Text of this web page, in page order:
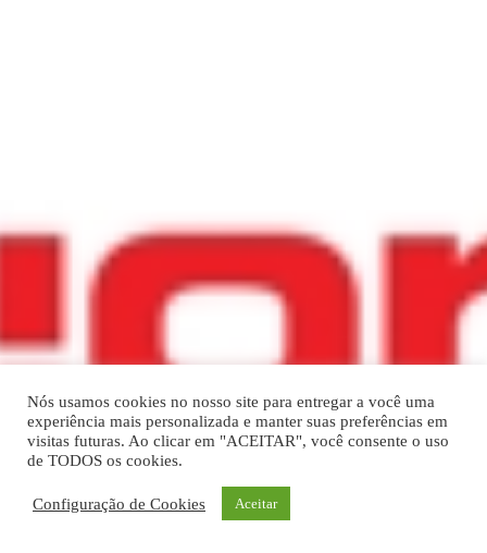
Nós usamos cookies no nosso site para entregar a você uma
experiência mais personalizada e manter suas preferências em
visitas futuras. Ao clicar em "ACEITAR", você consente o uso
de TODOS os cookies.
Configuração de Cookies Aceitar